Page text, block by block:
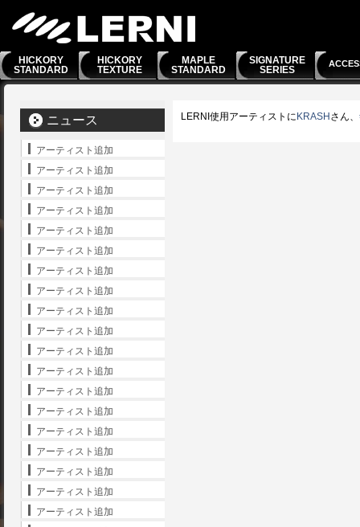
HICKORY
STANDARD
HICKORY
TEXTURE
MAPLE
STANDARD
SIGNATURE
SERIES
LERNI使用アーティストに KRASH さん、
ニュース
アーティスト追加
アーティスト追加
アーティスト追加
アーティスト追加
アーティスト追加
アーティスト追加
アーティスト追加
アーティスト追加
アーティスト追加
アーティスト追加
アーティスト追加
アーティスト追加
アーティスト追加
アーティスト追加
アーティスト追加
アーティスト追加
アーティスト追加
アーティスト追加
アーティスト追加